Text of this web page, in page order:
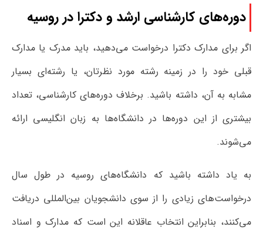
دوره‌های کارشناسی ارشد و دکترا در روسیه
اگر برای مدارک دکترا درخواست می‌دهید، باید مدرک یا مدارک
قبلی خود را در زمینه رشته مورد نظرتان، یا رشته‌ای بسیار
مشابه به آن، داشته باشید. برخلاف دوره‌های کارشناسی، تعداد
بیشتری از این دوره‌ها در دانشگاه‌ها به زبان انگلیسی ارائه
می‌شوند.
به یاد داشته باشید که دانشگاه‌های روسیه در طول سال
درخواست‌های زیادی را از سوی دانشجویان بین‌المللی دریافت
می‌کنند، بنابراین انتخاب عاقلانه این است که مدارک و اسناد